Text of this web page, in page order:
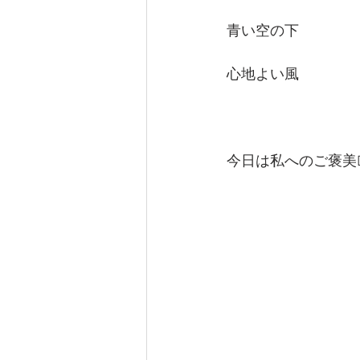
青い空の下
心地よい風
今日は私へのご褒美